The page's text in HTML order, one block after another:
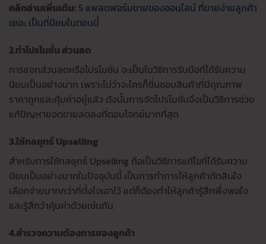
คลิกอ่านเพิ่มเติม: 5 แพลตฟอร์มขายของออนไลน์ ที่ขายง่ายลูกค้า
เยอะ เป็นที่นิยมในตอนนี้
2.ทำโปรโมชั่น ส่วนลด
การแจกส่วนลดหรือโปรโมชั่น จะเป็นในวิธีการรับมือที่ได้รับความ
นิยมเป็นอย่างมาก เพราะไม่ว่าจะใครก็ชื่นชอบสินค้าที่มีคุณภาพ
ราคาถูกและคุ้มค่าอยู๋แล้ว ดังนั้นการจัดโปรโมชั่นจึงเป็นวิธีการช่วย
แก้ปัญหายอดขายลดลงที่ตอบโจทย์มากที่สุด
3.ใช้กลยุทธ์Upselling
สำหรับการใช้กลยุทธ์ Upselling ถือเป็นวิธีการแก้ไขที่ได้รับความ
นิยมเป็นอย่างมากในปัจจุบันนี้ เป็นการทำการให้ลูกค้าตัดสินใจ
เลือกจ่ายมากกว่าที่ตั้งใจเอาไว้ แต่ก็ต้องทำให้ลูกค้ารู้สึกพึ่งพอใจ
และรู้สึกว่าคุ้มค่าด้วยเช่นกัน
4.สำรวจความต้องการของลูกค้า